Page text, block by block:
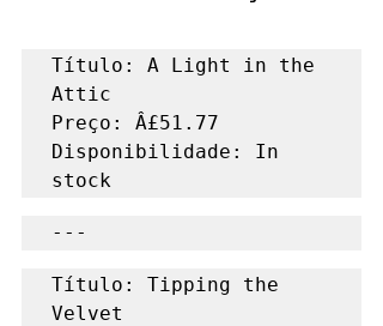
Título: A Light in the
Attic
Preço: Â£51.77
Disponibilidade: In
stock
---
Título: Tipping the
Velvet